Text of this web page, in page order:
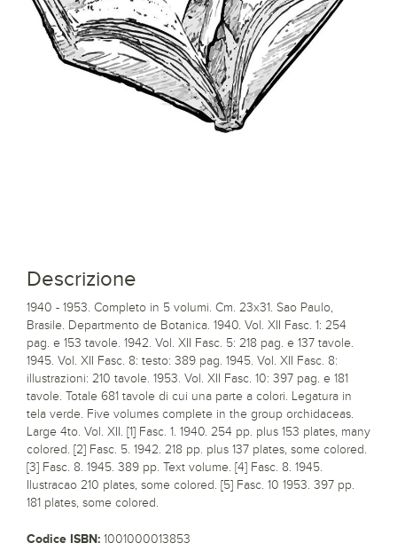
Descrizione
1940 - 1953. Completo in 5 volumi. Cm. 23x31. Sao Paulo,
Brasile. Departmento de Botanica. 1940. Vol. XII Fasc. 1: 254
pag. e 153 tavole. 1942. Vol. XII Fasc. 5: 218 pag. e 137 tavole.
1945. Vol. XII Fasc. 8: testo: 389 pag. 1945. Vol. XII Fasc. 8:
illustrazioni: 210 tavole. 1953. Vol. XII Fasc. 10: 397 pag. e 181
tavole. Totale 681 tavole di cui una parte a colori. Legatura in
tela verde. Five volumes complete in the group orchidaceas.
Large 4to. Vol. XII. [1] Fasc. 1. 1940. 254 pp. plus 153 plates, many
colored. [2] Fasc. 5. 1942. 218 pp. plus 137 plates, some colored.
[3] Fasc. 8. 1945. 389 pp. Text volume. [4] Fasc. 8. 1945.
Ilustracao 210 plates, some colored. [5] Fasc. 10 1953. 397 pp.
181 plates, some colored.
Codice ISBN: 1001000013853